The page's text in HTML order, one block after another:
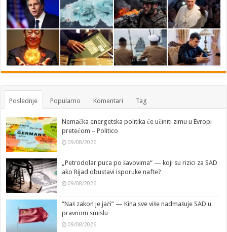
Poslednje Popularno Komentari Tag
Nemačka energetska politika će učiniti zimu u Evropi
pretećom – Politico
09/08/2026
„Petrodolar puca po šavovima“ — koji su rizici za SAD
ako Rijad obustavi isporuke nafte?
09/08/2026
“Naš zakon je jači” — Kina sve više nadmašuje SAD u
pravnom smislu
09/08/2026